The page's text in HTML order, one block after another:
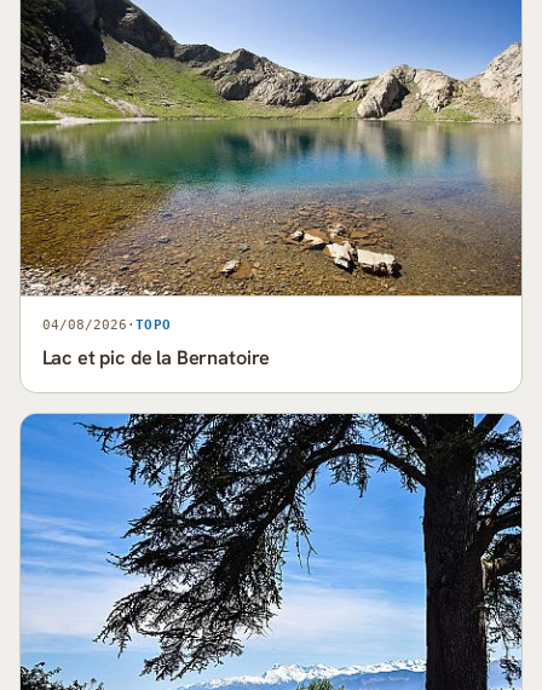
04/08/2026 · TOPO
Lac et pic de la Bernatoire